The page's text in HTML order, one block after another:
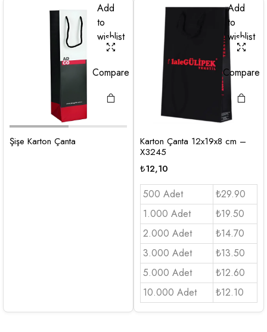
Add
to
wishlist
Compare
Şişe Karton Çanta
Add
to
wishlist
Compare
Karton Çanta 12x19x8 cm –
X3245
₺12,10
500 Adet
₺29.90
1.000 Adet
₺19.50
2.000 Adet
₺14.70
3.000 Adet
₺13.50
5.000 Adet
₺12.60
10.000 Adet
₺12.10